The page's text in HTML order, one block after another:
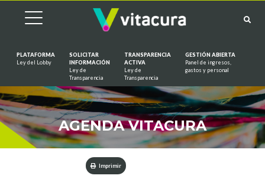
PLATAFORMA
Ley del Lobby
SOLICITAR
INFORMACIÓN
Ley de
Transparencia
TRANSPARENCIA
ACTIVA
Ley de
Transparencia
GESTIÓN ABIERTA
Panel de ingresos,
gastos y personal
AGENDA VITACURA
Imprimir